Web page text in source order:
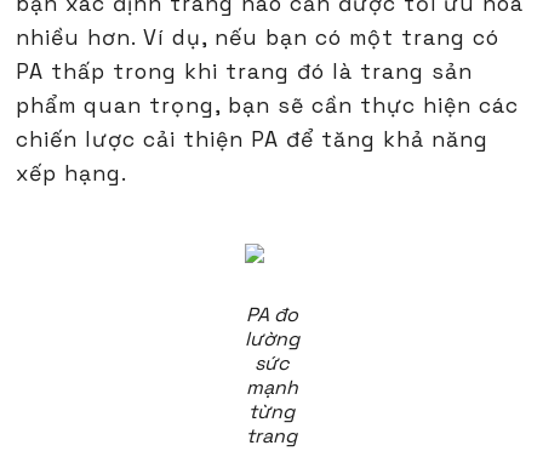
nhiều hơn. Ví dụ, nếu bạn có một trang có
PA thấp trong khi trang đó là trang sản
phẩm quan trọng, bạn sẽ cần thực hiện các
chiến lược cải thiện PA để tăng khả năng
xếp hạng.
PA đo
lường
sức
mạnh
từng
trang